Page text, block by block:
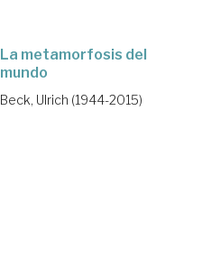
La metamorfosis del
mundo
Beck, Ulrich (1944-2015)